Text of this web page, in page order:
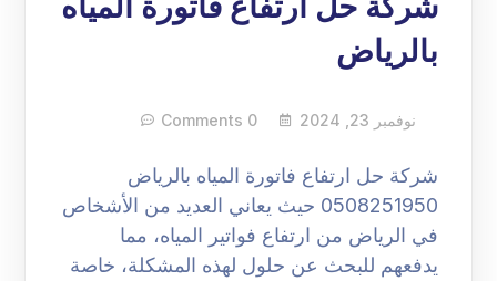
بالرياض
نوفمبر 23, 2024 0 Comments
شركة حل ارتفاع فاتورة المياه بالرياض
0508251950 حيث يعاني العديد من الأشخاص
في الرياض من ارتفاع فواتير المياه، مما
يدفعهم للبحث عن حلول لهذه المشكلة، خاصة